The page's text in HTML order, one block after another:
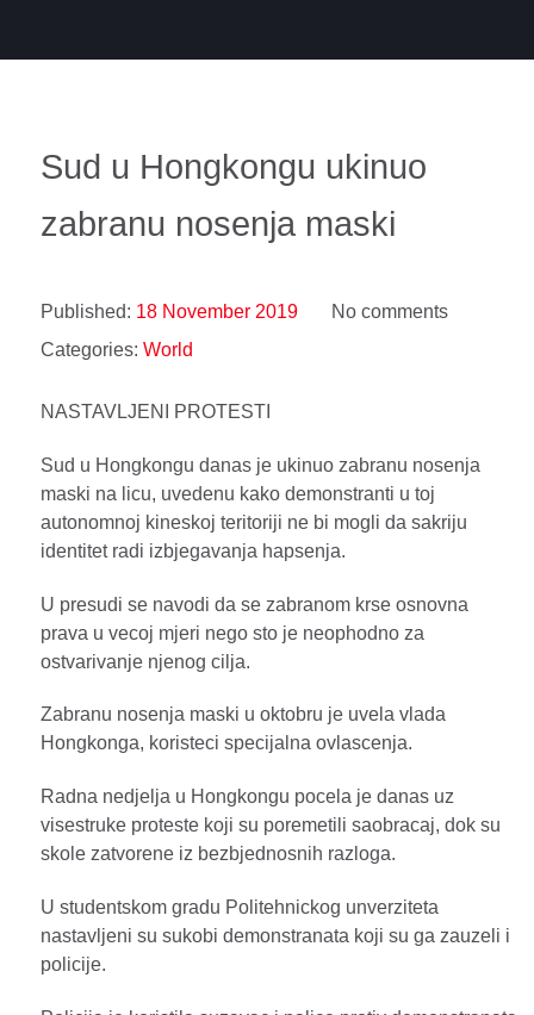
Sud u Hongkongu ukinuo
zabranu nosenja maski
Published: 18 November 2019
No comments
Categories: World
NASTAVLJENI PROTESTI
Sud u Hongkongu danas je ukinuo zabranu nosenja
maski na licu, uvedenu kako demonstranti u toj
autonomnoj kineskoj teritoriji ne bi mogli da sakriju
identitet radi izbjegavanja hapsenja.
U presudi se navodi da se zabranom krse osnovna
prava u vecoj mjeri nego sto je neophodno za
ostvarivanje njenog cilja.
Zabranu nosenja maski u oktobru je uvela vlada
Hongkonga, koristeci specijalna ovlascenja.
Radna nedjelja u Hongkongu pocela je danas uz
visestruke proteste koji su poremetili saobracaj, dok su
skole zatvorene iz bezbjednosnih razloga.
U studentskom gradu Politehnickog unverziteta
nastavljeni su sukobi demonstranata koji su ga zauzeli i
policije.